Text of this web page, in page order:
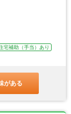
宅補助（手当）あり
がある